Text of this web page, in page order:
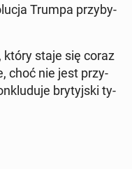
Trumpa przy­by­
który staje się coraz
choć nie jest przy­
bry­tyj­ski ty­